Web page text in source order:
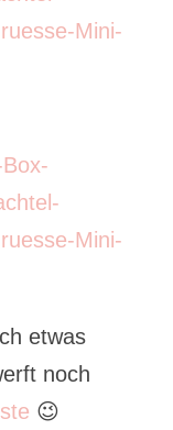
etwas
noch
😉